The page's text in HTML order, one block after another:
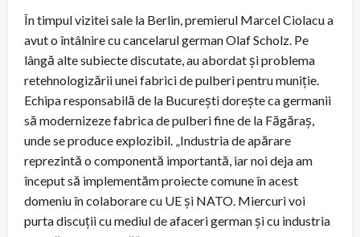
În timpul vizitei sale la Berlin, premierul Marcel Ciolacu a
avut o întâlnire cu cancelarul german Olaf Scholz. Pe
lângă alte subiecte discutate, au abordat și problema
retehnologizării unei fabrici de pulberi pentru muniție.
Echipa responsabilă de la București dorește ca germanii
să modernizeze fabrica de pulberi fine de la Făgăraș,
unde se produce explozibil. „Industria de apărare
reprezintă o componentă importantă, iar noi deja am
început să implementăm proiecte comune în acest
domeniu în colaborare cu UE și NATO. Miercuri voi
purta discuții cu mediul de afaceri german și cu industria